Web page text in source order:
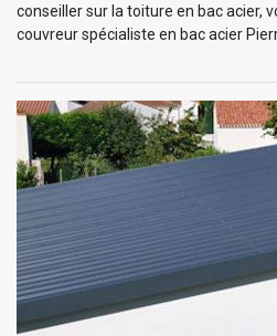
conseiller sur la toiture en bac acier,
couvreur spécialiste en bac acier